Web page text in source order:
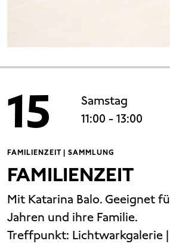
15
Samstag
11:00 - 13:00
FAMILIENZEIT | SAMMLUNG
FAMILIENZEIT
Mit Katarina Balo. Geeignet
Jahren und ihre Familie.
Treffpunkt: Lichtwarkgalerie |